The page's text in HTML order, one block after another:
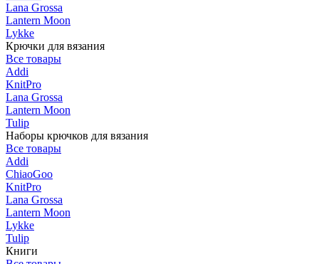
Lana Grossa
Lantern Moon
Lykke
Крючки для вязания
Все товары
Addi
KnitPro
Lana Grossa
Lantern Moon
Tulip
Наборы крючков для вязания
Все товары
Addi
ChiaoGoo
KnitPro
Lana Grossa
Lantern Moon
Lykke
Tulip
Книги